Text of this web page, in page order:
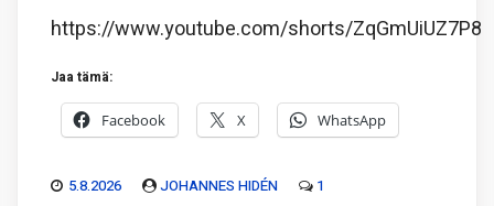
https://www.youtube.com/shorts/ZqGmUiUZ7P8
Jaa tämä:
Facebook X WhatsApp
5.8.2026 JOHANNES HIDÉN 1